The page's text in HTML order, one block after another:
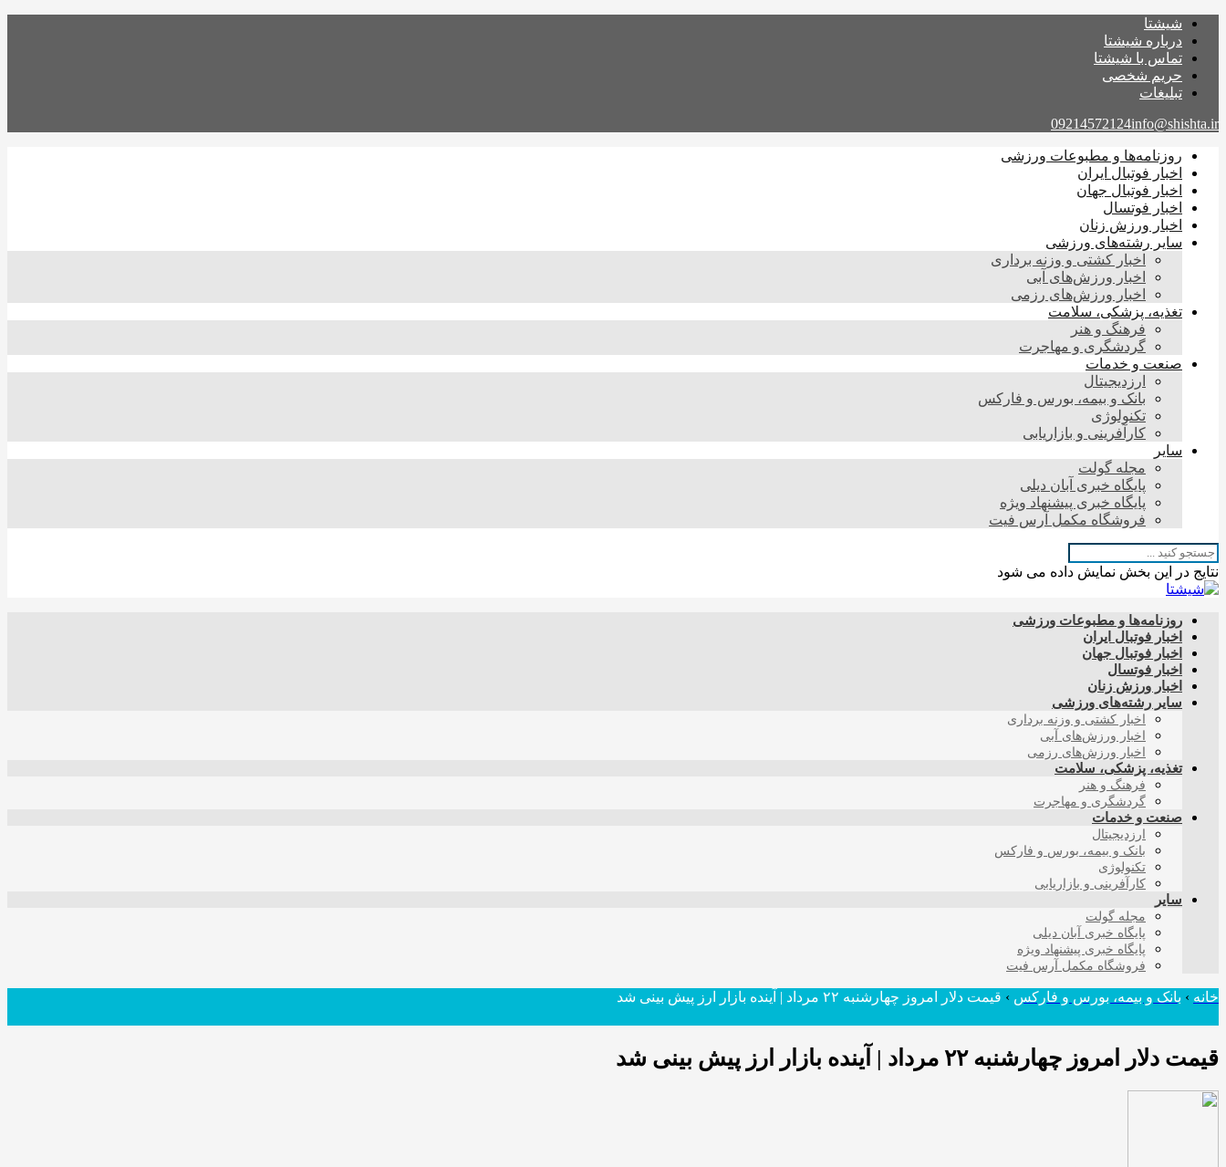
شیشتا
درباره شیشتا
تماس با شیشتا
حریم شخصی
تبلیغات
09214572124info@shishta.ir
روزنامه‌ها و مطبوعات ورزشی
اخبار فوتبال ایران
اخبار فوتبال جهان
اخبار فوتسال
اخبار ورزش زنان
سایر رشته‌های ورزشی
اخبار کشتی و وزنه برداری
اخبار ورزش‌های آبی
اخبار ورزش‌های رزمی
تغذیه، پزشکی، سلامت
فرهنگ و هنر
گردشگری و مهاجرت
صنعت و خدمات
ارزدیجیتال
بانک و بیمه، بورس و فارکس
تکنولوژی
کارآفرینی و بازاریابی
سایر
مجله گولت
پایگاه خبری آبان دیلی
پایگاه خبری پیشنهاد ویژه
فروشگاه مکمل آرس فیت
نتایج در این بخش نمایش داده می شود
روزنامه‌ها و مطبوعات ورزشی
اخبار فوتبال ایران
اخبار فوتبال جهان
اخبار فوتسال
اخبار ورزش زنان
سایر رشته‌های ورزشی
اخبار کشتی و وزنه برداری
اخبار ورزش‌های آبی
اخبار ورزش‌های رزمی
تغذیه، پزشکی، سلامت
فرهنگ و هنر
گردشگری و مهاجرت
صنعت و خدمات
ارزدیجیتال
بانک و بیمه، بورس و فارکس
تکنولوژی
کارآفرینی و بازاریابی
سایر
مجله گولت
پایگاه خبری آبان دیلی
پایگاه خبری پیشنهاد ویژه
فروشگاه مکمل آرس فیت
خانه › بانک و بیمه، بورس و فارکس › قیمت دلار امروز چهارشنبه ۲۲ مرداد | آینده بازار ارز پیش بینی شد
قیمت دلار امروز چهارشنبه ۲۲ مرداد | آینده بازار ارز پیش بینی شد